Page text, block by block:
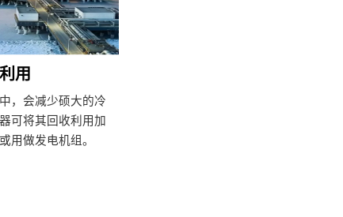
用
，会减少硕大的冷
可将其回收利用加
用做发电机组。